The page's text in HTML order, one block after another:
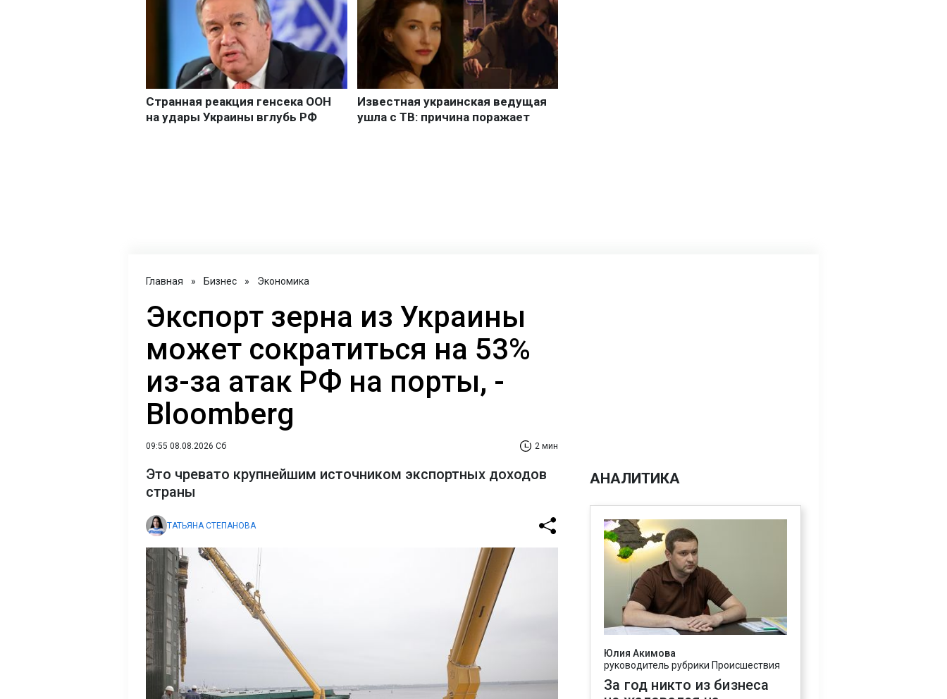
Главная » Бизнес » Экономика
Экспорт зерна из Украины
может сократиться на 53%
из-за атак РФ на порты, -
Bloomberg
09:55 08.08.2026 Сб 2 мин
Это чревато крупнейшим источником экспортных доходов
страны
ТАТЬЯНА СТЕПАНОВА
АНАЛИТИКА
Юлия Акимова
руководитель рубрики Происшествия
За год никто из бизнеса